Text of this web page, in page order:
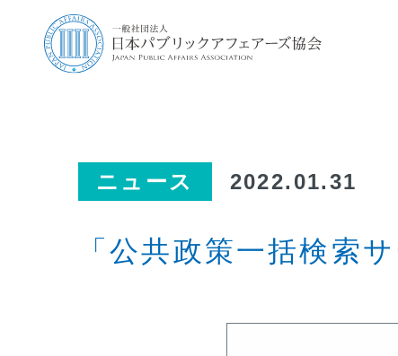
ニュース 2022.01.31
「公共政策一括検索